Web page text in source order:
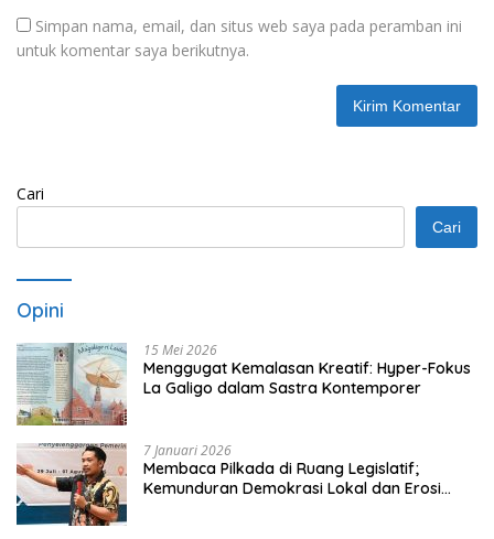
Simpan nama, email, dan situs web saya pada peramban ini
untuk komentar saya berikutnya.
Cari
Cari
Opini
15 Mei 2026
Menggugat Kemalasan Kreatif: Hyper-Fokus
La Galigo dalam Sastra Kontemporer
7 Januari 2026
Membaca Pilkada di Ruang Legislatif;
Kemunduran Demokrasi Lokal dan Erosi